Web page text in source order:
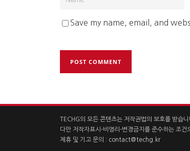
Save my name, email, and
TECHG의 모든 콘텐츠는 저작권법의 보호를 받습니
다만 저작자표시-비영리-변경금지를 준수하는 조건
제휴 및 기고 문의 : contact@techg.kr